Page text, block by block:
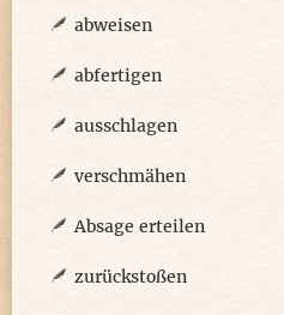
abweisen
abfertigen
ausschlagen
verschmähen
Absage erteilen
zurückstoßen